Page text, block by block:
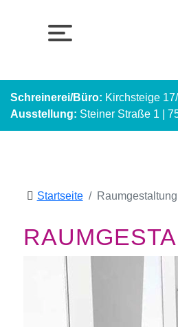
Schreinerei/Büro: Kirchsteige
Ausstellung: Steiner Straße 1 |
Startseite Raumgestaltung